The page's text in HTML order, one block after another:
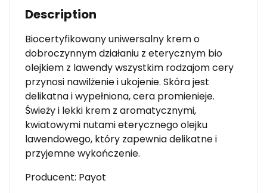
Description
Biocertyfikowany uniwersalny krem o
dobroczynnym działaniu z eterycznym bio
olejkiem z lawendy wszystkim rodzajom cery
przynosi nawilżenie i ukojenie. Skóra jest
delikatna i wypełniona, cera promienieje.
Świeży i lekki krem z aromatycznymi,
kwiatowymi nutami eterycznego olejku
lawendowego, który zapewnia delikatne i
przyjemne wykończenie.
Producent: Payot